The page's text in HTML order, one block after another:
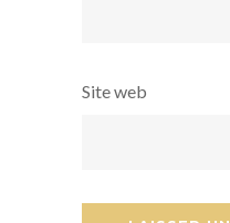
Site web